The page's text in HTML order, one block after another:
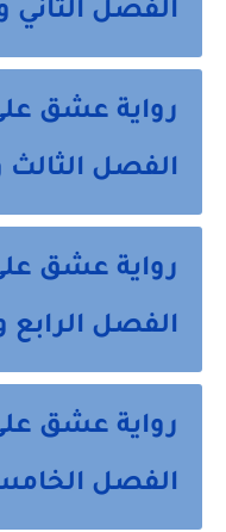
الفصل
رواية عشق
الفصل
رواية عشق
الفصل
رواية عشق
الفصل